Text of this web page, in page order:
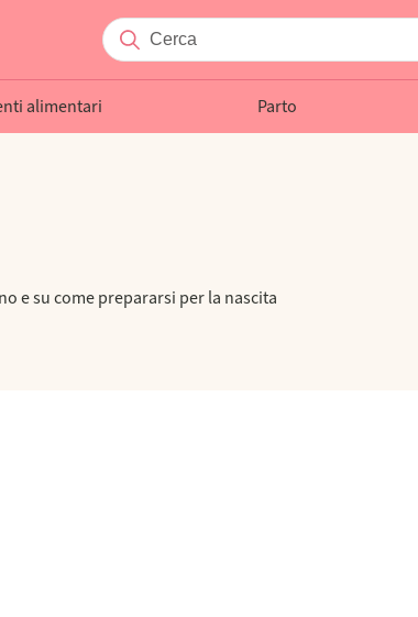
alimentari Parto
e su come prepararsi per la nascita